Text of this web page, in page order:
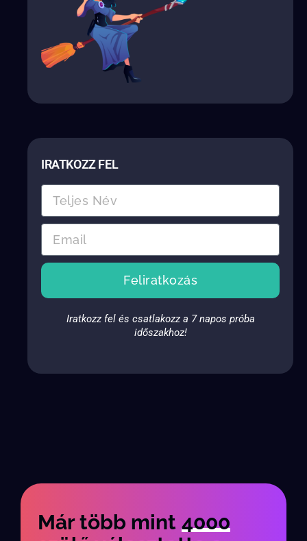
IRATKOZZ FEL
Feliratkozás
Iratkozz fel és csatlakozz a 7 napos próba
időszakhoz!
Már több mint 4000